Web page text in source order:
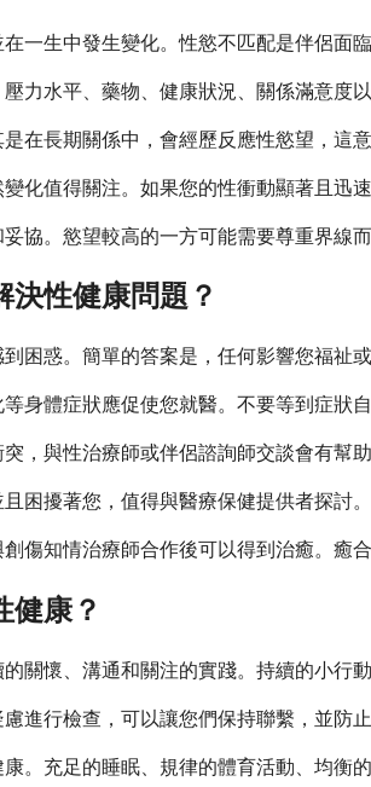
一生中發生變化。性慾不匹配是伴侶面
力水平、藥物、健康狀況、關係滿意度
在長期關係中，會經歷反應性慾望，這
化值得關注。如果您的性衝動顯著且迅
協。慾望較高的一方可能需要尊重界線
決性健康問題？
困惑。簡單的答案是，任何影響您福祉
身體症狀應促使您就醫。不要等到症狀
，與性治療師或伴侶諮詢師交談會有幫
困擾著您，值得與醫療保健提供者探討
傷知情治療師合作後可以得到治癒。癒
健康？
關懷、溝通和關注的實踐。持續的小行
進行檢查，可以讓您們保持聯繫，並防
。充足的睡眠、規律的體育活動、均衡